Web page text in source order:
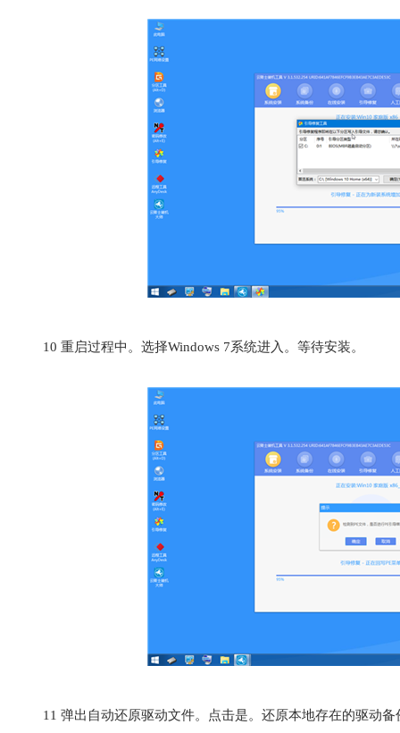
10 重启过程中。选择Windows 7系统进入。等待安装。
11 弹出自动还原驱动文件。点击是。还原本地存在的驱动备